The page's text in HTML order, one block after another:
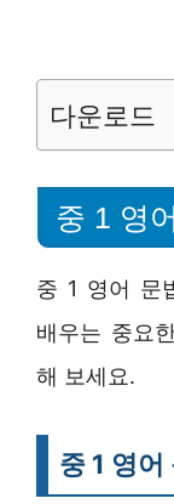
다운로드
중 1 영
중 1 영어 문
배우는 중요
해 보세요.
중 1 영어